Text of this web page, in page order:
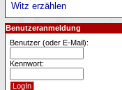
Witz erzählen
Benutzeranmeldung
Benutzer (oder E-Mail):
Kennwort: